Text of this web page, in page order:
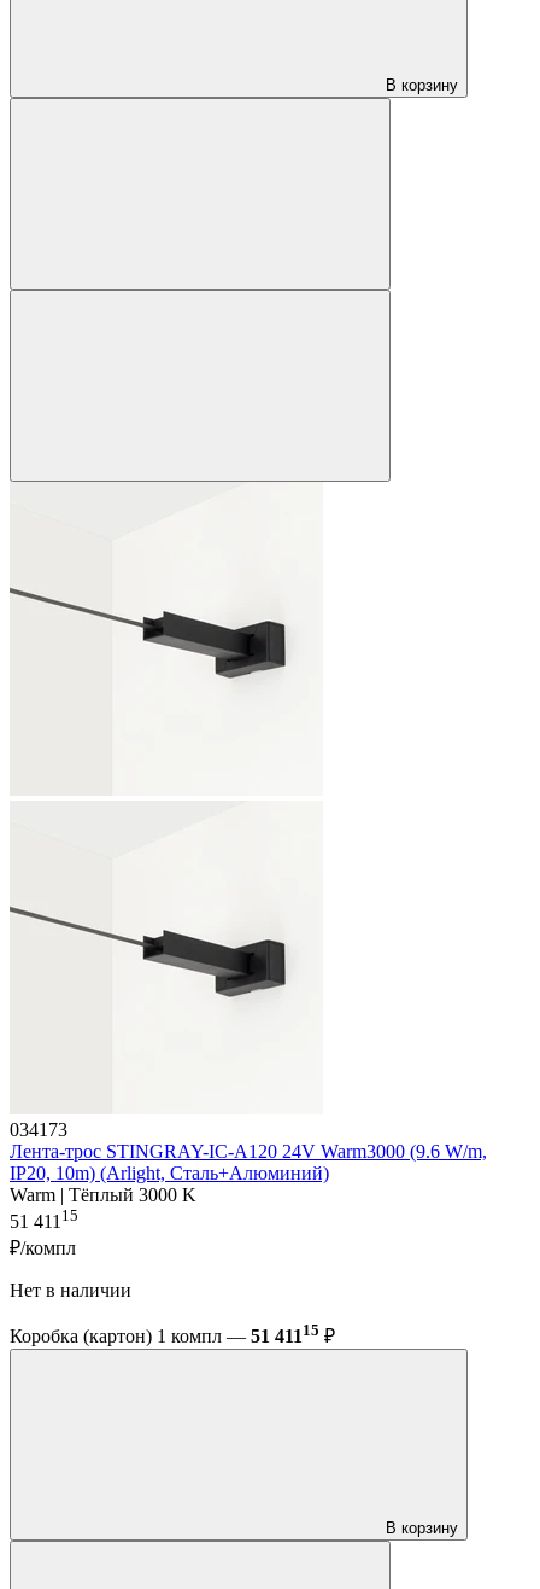
В корзину
034173
Лента-трос STINGRAY-IC-A120 24V Warm3000 (9.6 W/m,
IP20, 10m) (Arlight, Сталь+Алюминий)
Warm | Тёплый 3000 K
51 41115
₽/компл
Нет в наличии
Коробка (картон) 1 компл — 51 411 15 ₽
В корзину